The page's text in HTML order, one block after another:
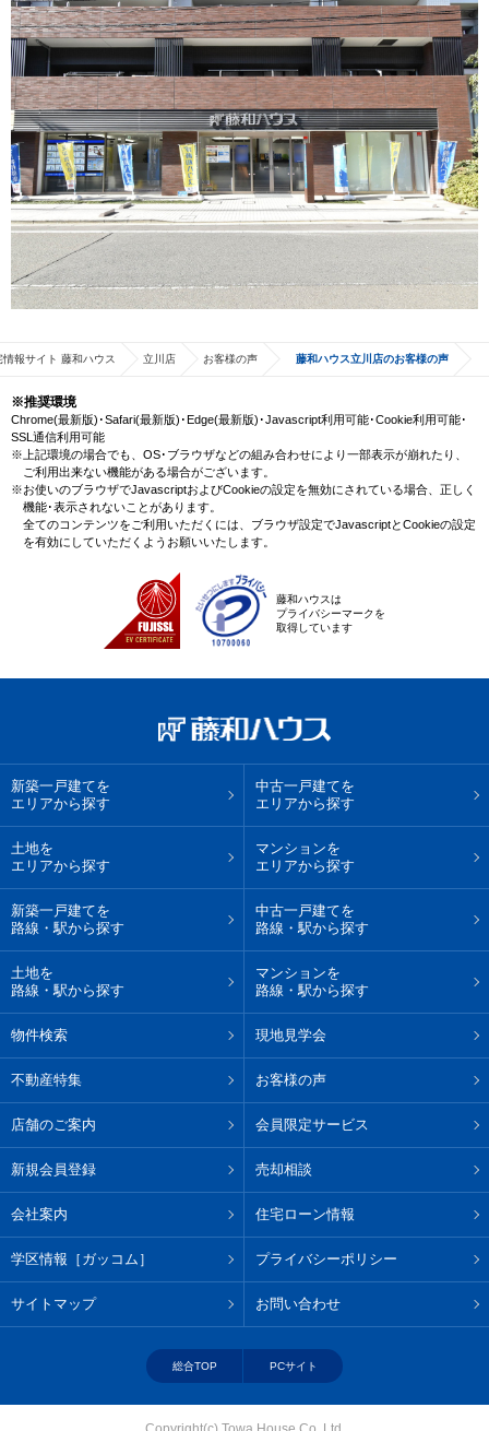
報サイト 藤和ハウス 立川店 お客様の声 藤和ハウス立川店のお客様の声
※推奨環境
Chrome(最新版)･Safari(最新版)･Edge(最新版)･Javascript利用可能･Cookie利用可能･
SSL通信利用可能
※上記環境の場合でも、OS･ブラウザなどの組み合わせにより一部表示が崩れたり、
ご利用出来ない機能がある場合がございます。
※お使いのブラウザでJavascriptおよびCookieの設定を無効にされている場合、正しく
機能･表示されないことがあります。
全てのコンテンツをご利用いただくには、ブラウザ設定でJavascriptとCookieの設定
を有効にしていただくようお願いいたします。
藤和ハウスは
プライバシーマークを
取得しています
新築一戸建てを
エリアから探す
中古一戸建てを
エリアから探す
土地を
エリアから探す
マンションを
エリアから探す
新築一戸建てを
路線・駅から探す
中古一戸建てを
路線・駅から探す
土地を
路線・駅から探す
マンションを
路線・駅から探す
物件検索 現地見学会
不動産特集 お客様の声
店舗のご案内 会員限定サービス
新規会員登録 売却相談
会社案内 住宅ローン情報
学区情報［ガッコム］ プライバシーポリシー
サイトマップ お問い合わせ
総合TOP PCサイト